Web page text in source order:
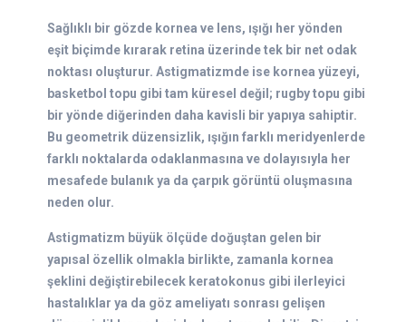
Sağlıklı bir gözde kornea ve lens, ışığı her yönden
eşit biçimde kırarak retina üzerinde tek bir net odak
noktası oluşturur. Astigmatizmde ise kornea yüzeyi,
basketbol topu gibi tam küresel değil; rugby topu gibi
bir yönde diğerinden daha kavisli bir yapıya sahiptir.
Bu geometrik düzensizlik, ışığın farklı meridyenlerde
farklı noktalarda odaklanmasına ve dolayısıyla her
mesafede bulanık ya da çarpık görüntü oluşmasına
neden olur.
Astigmatizm büyük ölçüde doğuştan gelen bir
yapısal özellik olmakla birlikte, zamanla kornea
şeklini değiştirebilecek keratokonus gibi ilerleyici
hastalıklar ya da göz ameliyatı sonrası gelişen